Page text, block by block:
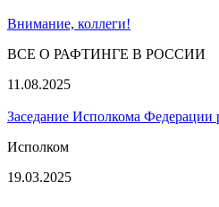
Внимание, коллеги!
ВСЕ О РАФТИНГЕ В РОССИИ
11.08.2025
Заседание Исполкома Федерации
Исполком
19.03.2025